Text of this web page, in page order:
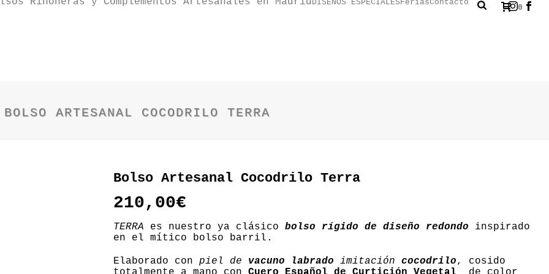
DISEÑOS ESPECIALESFeriasContacto
0
BOLSO ARTESANAL COCODRILO TERRA
Bolso Artesanal Cocodrilo Terra
210,00€
TERRA es nuestro ya clásico bolso rígido de diseño redondo inspirado
en el mítico bolso barril.
Elaborado con piel de vacuno labrado imitación cocodrilo, cosido